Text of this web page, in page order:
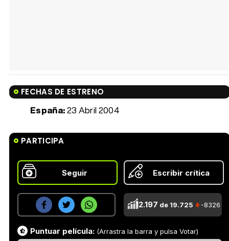
FECHAS DE ESTRENO
España:23 Abril 2004
PARTICIPA
Seguir Escribir crítica
12.197 de 19.725 -8326
Puntuar película: (Arrastra la barra y pulsa Votar)